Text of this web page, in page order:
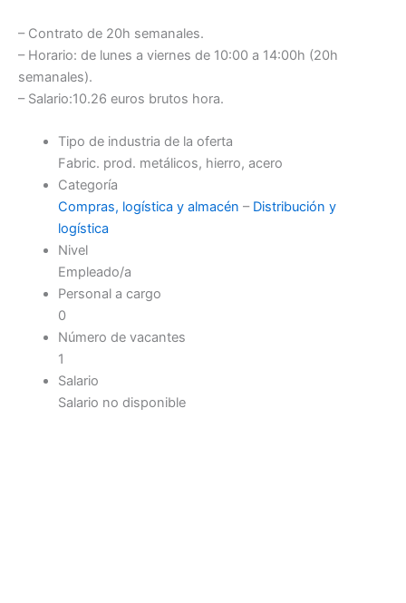
– Contrato de 20h semanales.
– Horario: de lunes a viernes de 10:00 a 14:00h (20h
semanales).
– Salario:10.26 euros brutos hora.
Tipo de industria de la oferta
Fabric. prod. metálicos, hierro, acero
Categoría
Compras, logística y almacén – Distribución y
logística
Nivel
Empleado/a
Personal a cargo
0
Número de vacantes
1
Salario
Salario no disponible